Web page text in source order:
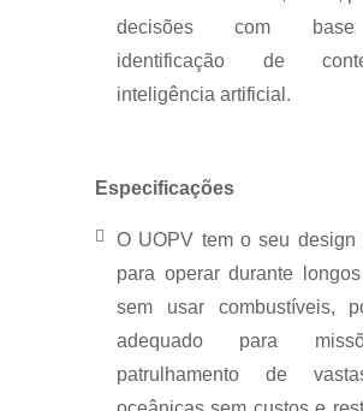
decisões com
identificação de
inteligência artificial.
Especificações
O UOPV tem o seu design
para operar durante
sem usar combustíveis,
adequado para
patrulhamento de